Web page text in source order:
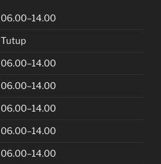
06.00–14.00
Tutup
06.00–14.00
06.00–14.00
06.00–14.00
06.00–14.00
06.00–14.00